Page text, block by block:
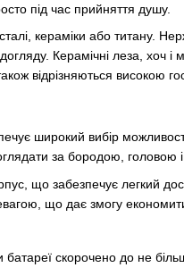
під час прийняття душу.
кераміки або титану.
Керамічні леза,
відрізняються високою
широкий вибір
за бородою, головою
що забезпечує легкий
що дає змогу економити
скорочено до не